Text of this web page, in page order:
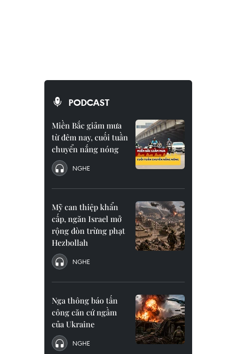
PODCAST
Miền Bắc giảm mưa
từ đêm nay, cuối tuần
chuyển nắng nóng
NGHE
Mỹ can thiệp khẩn
cấp, ngăn Israel mở
rộng đòn trừng phạt
Hezbollah
NGHE
Nga thông báo tấn
công căn cứ ngầm
của Ukraine
NGHE